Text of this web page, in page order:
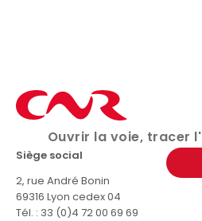
Ouvrir la voie, tracer
Siège social
2, rue André Bonin
69316 Lyon cedex 04
Tél. : 33 (0)4 72 00 69 69